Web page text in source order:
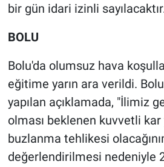
bir gün idari izinli
BOLU
Bolu'da olumsuz hava
eğitime yarın ara verildi.
yapılan açıklamada, "İlimiz
olması beklenen kuvvetli kar
buzlanma tehlikesi
değerlendirilmesi nedeniyle